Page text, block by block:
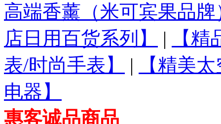
高端香薰（米可宾果品牌
店日用百货系列】
|
【
表/时尚手表】
|
【精美
电器】
惠客诚品商品